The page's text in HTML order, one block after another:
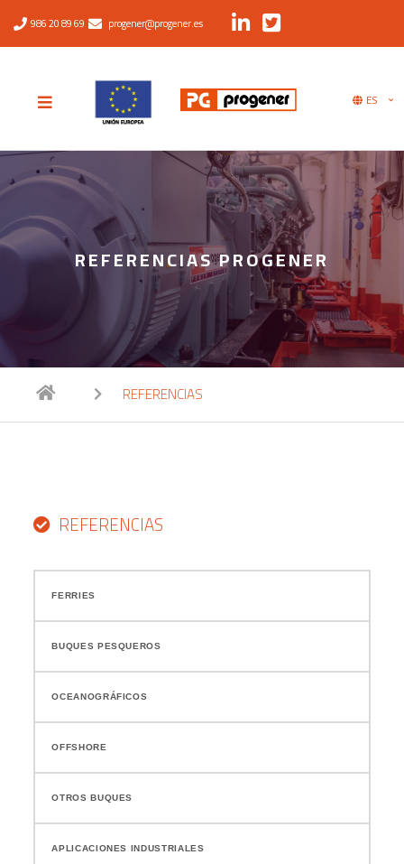
986 20 89 69 progener@progener.es
ES
REFERENCIAS PROGENER
REFERENCIAS
REFERENCIAS
FERRIES
BUQUES PESQUEROS
OCEANOGRÁFICOS
OFFSHORE
OTROS BUQUES
APLICACIONES INDUSTRIALES